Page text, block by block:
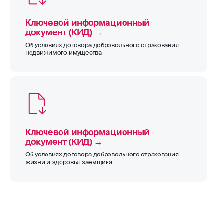
в любой офис РОСГОССТРАХ.
С правилами страхования ипотеки № 236 вы
можете ознакомиться
Ключевой информационный
документ (КИД) →
Об условиях договора добровольного страхования
недвижимого имущества
Ключевой информационный
документ (КИД) →
Об условиях договора добровольного страхования
жизни и здоровья заемщика